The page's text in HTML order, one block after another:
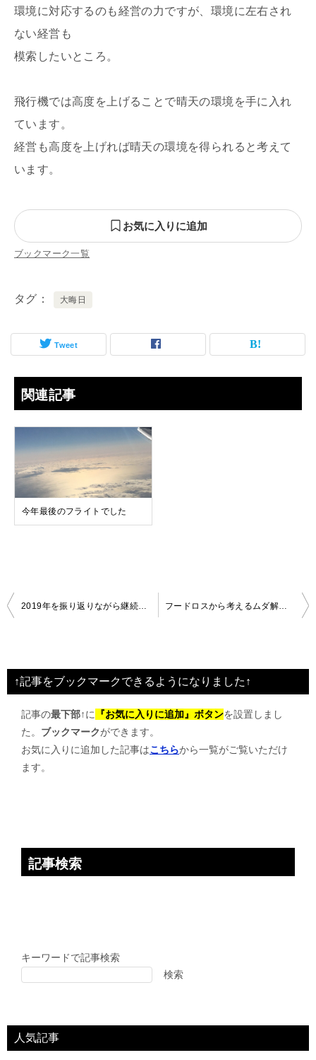
環境に対応するのも経営の力ですが、環境に左右され
ない経営も
模索したいところ。
飛行機では高度を上げることで晴天の環境を手に入れ
ています。
経営も高度を上げれば晴天の環境を得られると考えて
います。
お気に入りに追加
ブックマーク一覧
タグ 大晦日
Tweet
関連記事
今年最後のフライトでした
投
ビ
ゲ
2019年を振り返りながら継続することを見つけておく フードロスから考えるムダ解消方法とは
↑記事をブックマークできるようになりました↑
記事の最下部↑に 『お気に入りに追加』ボタンを設置しまし
た。 ブックマークができます。
お気に入りに追加した記事はこちらから一覧がご覧いただけ
ます。
記事検索
キーワードで記事検索
検索
人気記事